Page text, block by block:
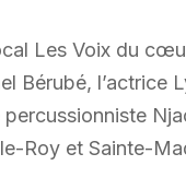
Les Voix du
Bérubé, l’actrice
percussionniste
Roy et Sainte-